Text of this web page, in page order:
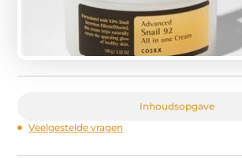
Inhoudsopgave
Veelgestelde vragen